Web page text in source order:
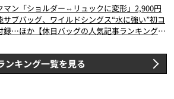
マン「ショルダー⇔リュックに変形」2,900円
サブバッグ、ワイルドシングス“水に強い”初コ
録…ほか【休日バッグの人気記事ランキングベ
ンキング一覧を見る